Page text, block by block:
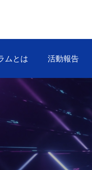
ムとは 活動報告